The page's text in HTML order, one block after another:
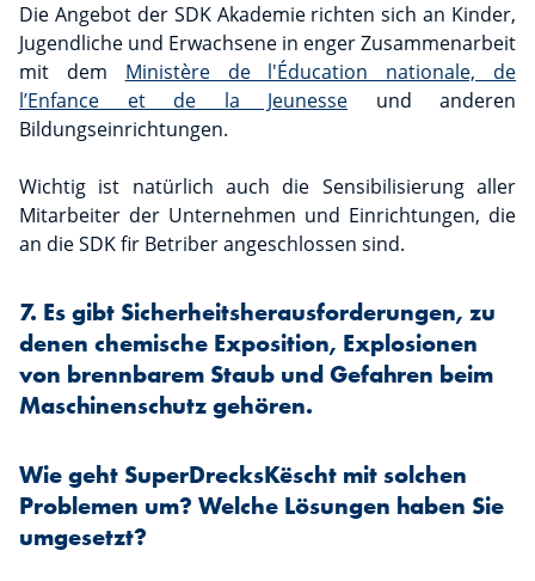
Die Angebot der SDK Akademie richten sich an Kinder,
Jugendliche und Erwachsene in enger Zusammenarbeit
mit dem Ministère de l'Éducation nationale, de
l’Enfance et de la Jeunesse und anderen
Bildungseinrichtungen.
Wichtig ist natürlich auch die Sensibilisierung aller
Mitarbeiter der Unternehmen und Einrichtungen, die
an die SDK fir Betriber angeschlossen sind.
7. Es gibt Sicherheitsherausforderungen, zu
denen chemische Exposition, Explosionen
von brennbarem Staub und Gefahren beim
Maschinenschutz gehören.
Wie geht SuperDrecksKëscht mit solchen
Problemen um? Welche Lösungen haben Sie
umgesetzt?